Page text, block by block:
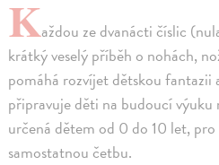
Každou ze dvanácti číslic
krátký veselý příběh o nohách,
pomáhá rozvíjet dětskou fantazii
připravuje děti na budoucí výuku
určená dětem od 0 do 10 let,
samostatnou četbu.